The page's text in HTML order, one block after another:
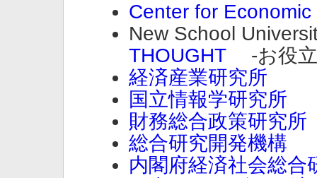
Center for
New School
THOUGHT
-お役
経済産業研究所
国立情報学研究所
財務総合政策研究所
総合研究開発機構
内閣府経済社会総合